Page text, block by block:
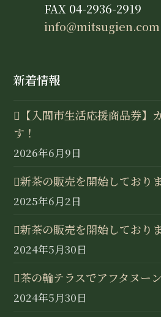
FAX 04-2936-2919
info@mitsugien.com
新着情報
【入間市生活応援商品券】
す！
2026年6月9日
新茶の販売を開始しており
2025年6月2日
新茶の販売を開始しており
2024年5月30日
茶の輪テラスでアフタヌー
2024年5月30日